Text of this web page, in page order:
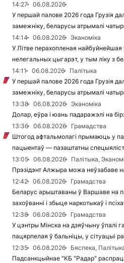
14:27
06.08.2026
У першай палове 2026 года Грузія
замежніку, беларусы атрымалі
14:14
06.08.2026
Эканоміка
У Літве перахопленая
нелегальных цыгарэт, у тым ліку з
14:11
06.08.2026
Палітыка
У першай палове 2026 года Грузія
замежніку, беларусы атрымалі
13:38
06.08.2026
Эканоміка
Долар, еўра і юань падаражэлі на
13:36
06.08.2026
Грамадства
Штогод афтальмолагі прымаюць у
пацыентаў — пазаштатны
13:05
06.08.2026
Палітыка,
Прэзідэнт Алжыра можа неўзабаве
12:42
06.08.2026
Грамадства
Беларус арыштаваны ў Варшаве на
захоўванні і збыце наркотыкаў і
12:38
06.08.2026
Грамадства
У цэнтры Мінска на дзяўчыну ўпалі
пацярпелая ў бальніцы, у сітуацыі
12:35
06.08.2026
Бяспека,
Падсанкцыйнае "КБ "Радар"